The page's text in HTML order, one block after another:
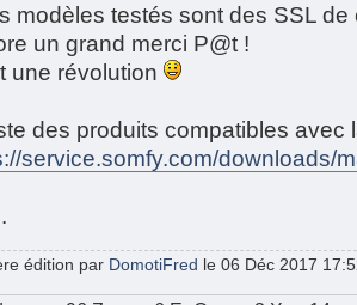
modèles testés sont des SSL de
un grand merci P@t !
une révolution
des produits compatibles avec
service.somfy.com/downloads/
édition par DomotiFred le 06 Déc 2017